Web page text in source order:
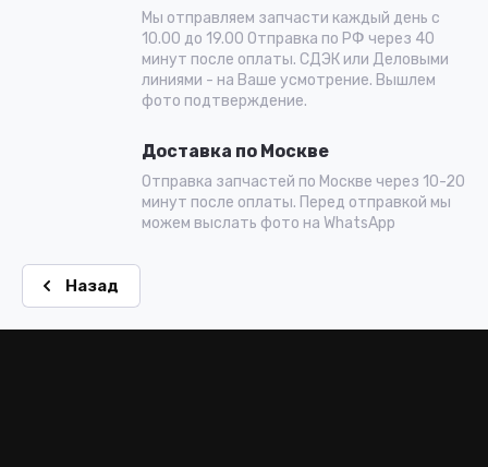
Мы отправляем запчасти каждый день с
10.00 до 19.00 Отправка по РФ через 40
минут после оплаты. СДЭК или Деловыми
линиями - на Ваше усмотрение. Вышлем
фото подтверждение.
Доставка по Москве
Отправка запчастей по Москве через 10-20
минут после оплаты. Перед отправкой мы
можем выслать фото на WhatsApp
Назад